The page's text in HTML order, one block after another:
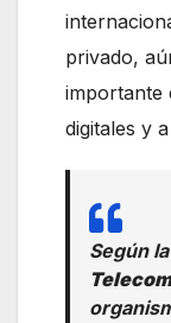
privado,
importante
digitales y
Según la